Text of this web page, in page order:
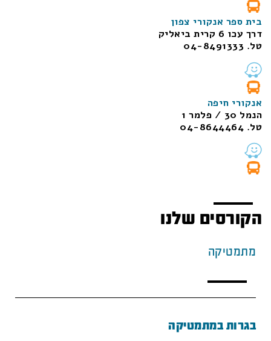
בית ספר אנקורי צפון
דרך עכו 6 קרית ביאליק
טל. 04-8491333
אנקורי חיפה
הנמל 30 / פלמר 1
טל. 04-8644464
הקורסים שלנו
מתמטיקה
בגרות במתמטיקה